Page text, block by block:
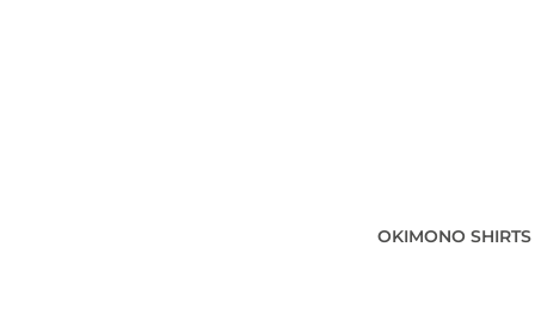
OKIMONO SHIRTS